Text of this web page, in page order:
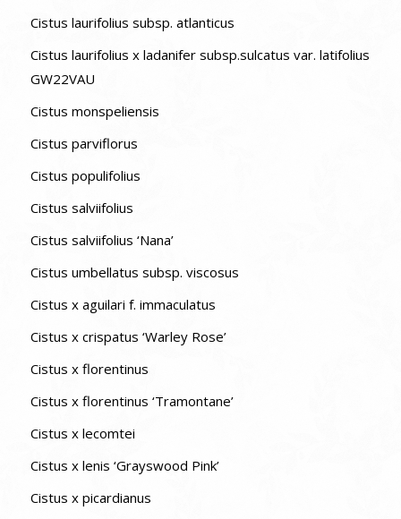
Cistus laurifolius subsp. atlanticus
Cistus laurifolius x ladanifer subsp.sulcatus var. latifolius
GW22VAU
Cistus monspeliensis
Cistus parviflorus
Cistus populifolius
Cistus salviifolius
Cistus salviifolius ‘Nana’
Cistus umbellatus subsp. viscosus
Cistus x aguilari f. immaculatus
Cistus x crispatus ‘Warley Rose’
Cistus x florentinus
Cistus x florentinus ‘Tramontane’
Cistus x lecomtei
Cistus x lenis ‘Grayswood Pink’
Cistus x picardianus